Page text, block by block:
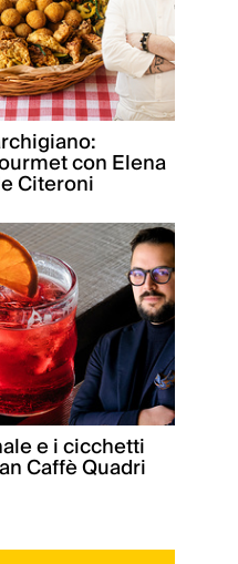
con Elena
Citeroni
e i cicchetti
Caffè Quadri